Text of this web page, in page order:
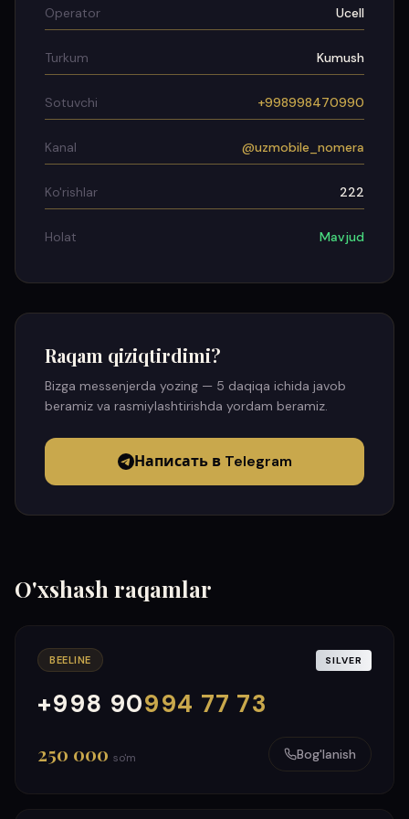
Operator Ucell
Turkum Kumush
Sotuvchi +998998470990
Kanal @uzmobile_nomera
Ko'rishlar 222
Holat Mavjud
Raqam qiziqtirdimi?
Bizga messenjerda yozing — 5 daqiqa ichida javob
beramiz va rasmiylashtirishda yordam beramiz.
Написать в Telegram
O'xshash raqamlar
BEELINE SILVER
+998 90994 77 73
000
999
250 000 so'm Bog'lanish